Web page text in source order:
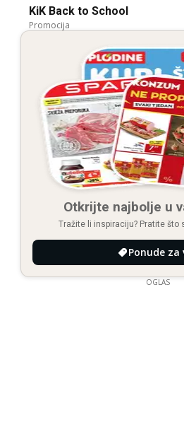
KiK Back to School
Promocija
Otkrijte najbolje u
Tražite li inspiraciju? Pratite što
Ponude za
OGLAS